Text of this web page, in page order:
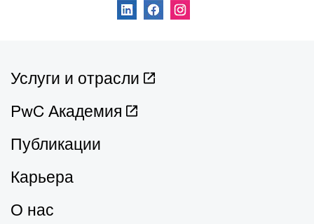
Услуги и отрасли
PwC Академия
Публикации
Карьера
О нас